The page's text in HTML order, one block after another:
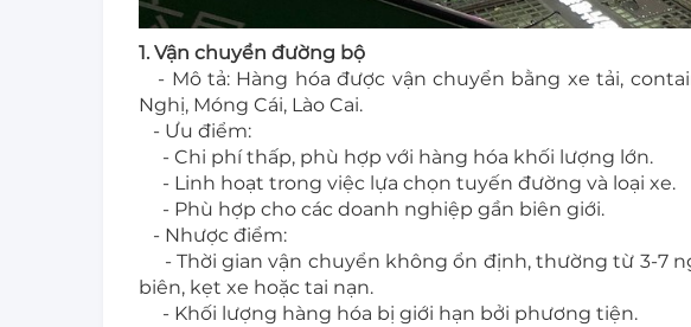
1. Vận chuyển đường bộ
- Mô tả: Hàng hóa được vận chuyển bằng xe tải,
Nghị, Móng Cái, Lào Cai.
- Ưu điểm:
- Chi phí thấp, phù hợp với hàng hóa khối lượng lớn.
- Linh hoạt trong việc lựa chọn tuyến đường và loại xe.
- Phù hợp cho các doanh nghiệp gần biên giới.
- Nhược điểm:
- Thời gian vận chuyển không ổn định, thường từ 3-7
biên, kẹt xe hoặc tai nạn.
- Khối lượng hàng hóa bị giới hạn bởi phương tiện.